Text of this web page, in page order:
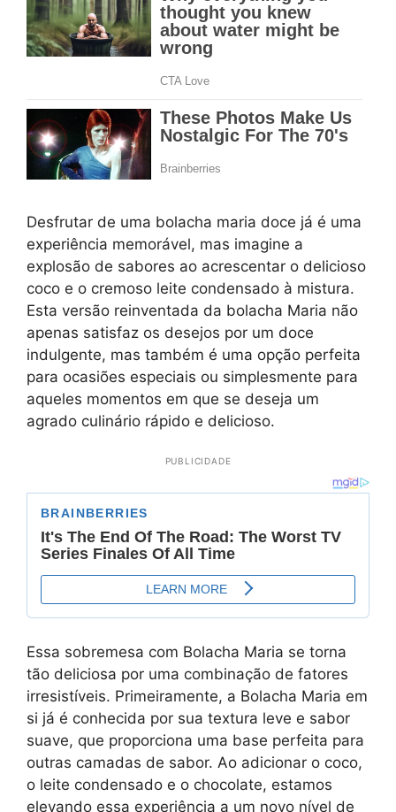
Desfrutar de uma bolacha maria doce já é uma
experiência memorável, mas imagine a
explosão de sabores ao acrescentar o delicioso
coco e o cremoso leite condensado à mistura.
Esta versão reinventada da bolacha Maria não
apenas satisfaz os desejos por um doce
indulgente, mas também é uma opção perfeita
para ocasiões especiais ou simplesmente para
aqueles momentos em que se deseja um
agrado culinário rápido e delicioso.
PUBLICIDADE
Essa sobremesa com Bolacha Maria se torna
tão deliciosa por uma combinação de fatores
irresistíveis. Primeiramente, a Bolacha Maria em
si já é conhecida por sua textura leve e sabor
suave, que proporciona uma base perfeita para
outras camadas de sabor. Ao adicionar o coco,
o leite condensado e o chocolate, estamos
elevando essa experiência a um novo nível de